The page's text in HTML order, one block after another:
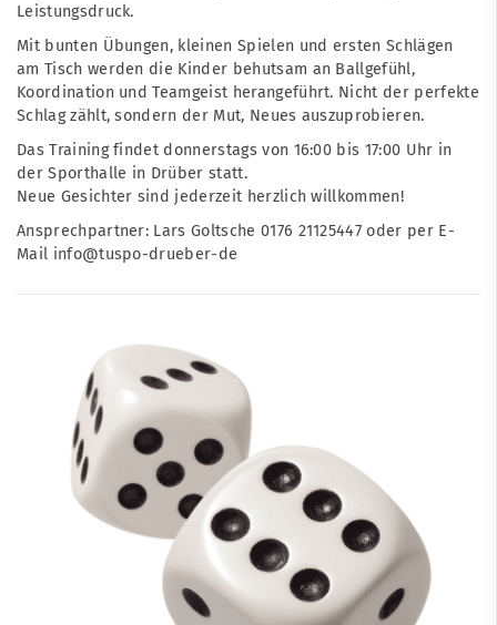
Leistungsdruck.
Mit bunten Übungen, kleinen Spielen und ersten Schlägen
am Tisch werden die Kinder behutsam an Ballgefühl,
Koordination und Teamgeist herangeführt. Nicht der perfekte
Schlag zählt, sondern der Mut, Neues auszuprobieren.
Das Training findet donnerstags von 16:00 bis 17:00 Uhr in
der Sporthalle in Drüber statt.
Neue Gesichter sind jederzeit herzlich willkommen!
Ansprechpartner: Lars Goltsche 0176 21125447 oder per E-
Mail info@tuspo-drueber-de